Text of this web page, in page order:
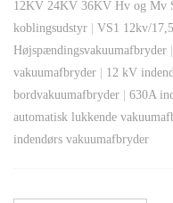
12KV 24KV 36KV Hv og Mv
koblingsudstyr
VS1 12kv/
Højspændingsvakuumafbryder
vakuumafbryder
12 kV
bordvakuumafbryder
630A
automatisk lukkende
indendørs vakuumafbryder